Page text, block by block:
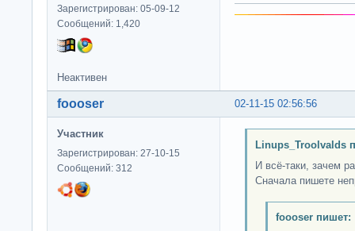
Зарегистрирован: 05-09-12
Сообщений: 1,420
Неактивен
02-11-15 02:56:56
foooser
Участник
Зарегистрирован: 27-10-15
Сообщений: 312
Linups_Troolvalds
И всё-таки, зачем
Сначала пишете
foooser пишет: